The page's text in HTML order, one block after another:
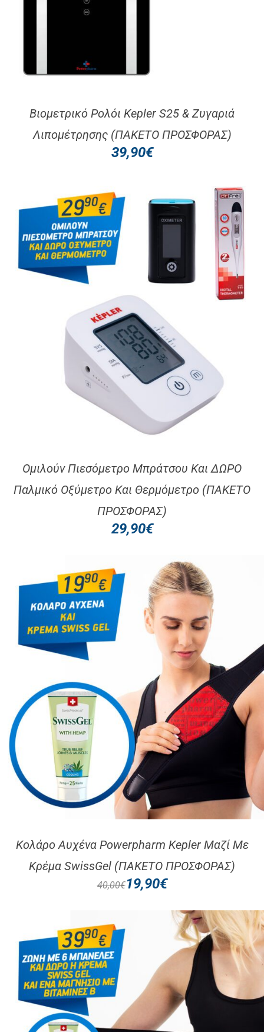
Βιομετρικό Ρολόι Kepler S25 & Ζυγαριά
Λιπομέτρησης (ΠΑΚΕΤΟ ΠΡΟΣΦΟΡΑΣ)
39,90€
Ομιλούν Πιεσόμετρο Μπράτσου Και ΔΩΡΟ
Παλμικό Οξύμετρο Και Θερμόμετρο (ΠΑΚΕΤΟ
ΠΡΟΣΦΟΡΑΣ)
29,90€
Κολάρο Αυχένα Powerpharm Kepler Μαζί Με
Κρέμα SwissGel (ΠΑΚΕΤΟ ΠΡΟΣΦΟΡΑΣ)
40,00€19,90€